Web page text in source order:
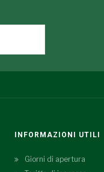
INFORMAZIONI UTILI
Giorni di apertura